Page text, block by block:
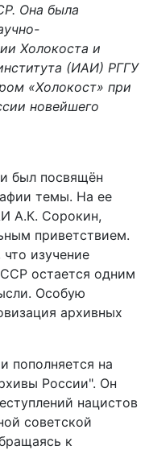
Она была
Холокоста и
(ИАИ) РГГУ
«Холокост» при
новейшего
был посвящён
темы. На ее
А.К. Сорокин,
приветствием.
изучение
остается одним
Особую
архивных
пополняется на
России". Он
нацистов
советской
к